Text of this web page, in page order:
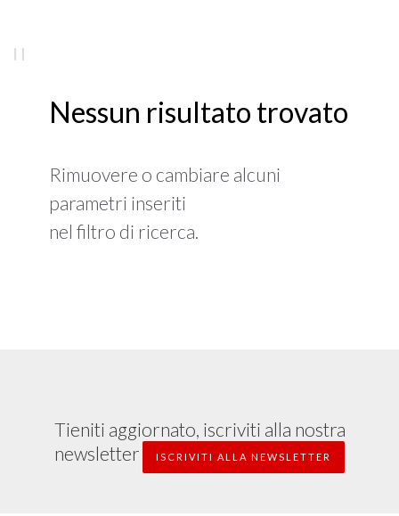
Nessun risultato trovato
Rimuovere o cambiare alcuni
parametri inseriti
nel filtro di ricerca.
Tieniti aggiornato, iscriviti alla nostra
newsletter
ISCRIVITI ALLA NEWSLETTER